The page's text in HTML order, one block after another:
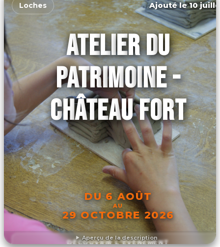
Aperçu de la description
Loches Ajouté le 10
ATELIER DU
PATRIMOINE -
CHÂTEAU FORT
DU 6 AOÛT
AU
29 OCTOBRE 2026
DÉCOUVRIR L'ÉVÉNEMENT